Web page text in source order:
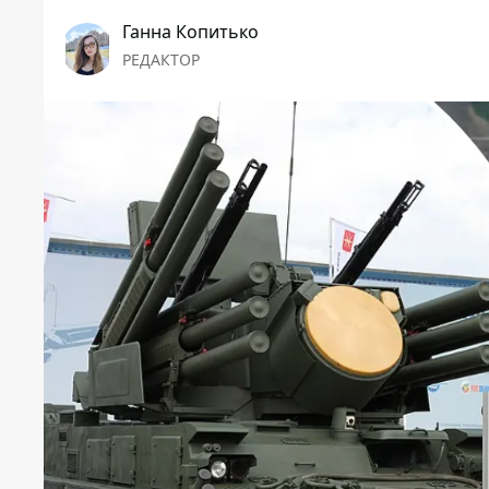
Ганна Копитько
РЕДАКТОР